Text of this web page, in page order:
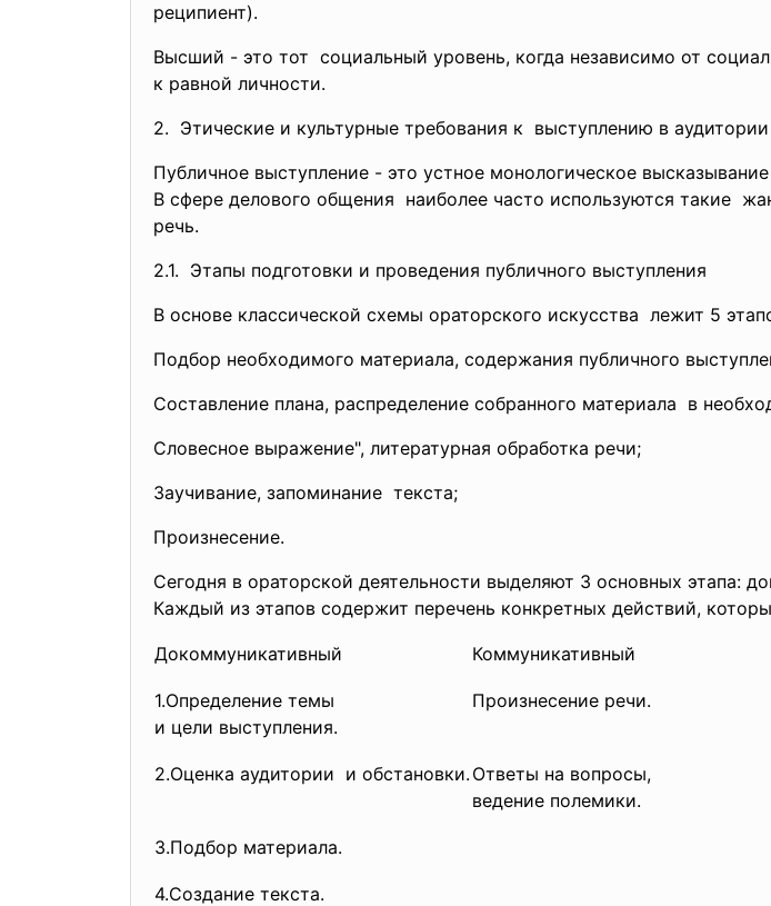
реципиент).
Высший - это тот социальный уровень, когда независимо от
к равной личности.
2. Этические и культурные требования к выступлению в аудитории
Публичное выступление - это устное монологическое
В сфере делового общения наиболее часто используются такие
речь.
2.1. Этапы подготовки и проведения публичного выступления
В основе классической схемы ораторского искусства лежит 5
Подбор необходимого материала, содержания публичного
Составление плана, распределение собранного материала в
Словесное выражение", литературная обработка речи;
Заучивание, запоминание текста;
Произнесение.
Сегодня в ораторской деятельности выделяют 3 основных
Каждый из этапов содержит перечень конкретных действий,
Докоммуникативный Коммуникативный
1.Определение темы
и цели выступления.
Произнесение речи.
2.Оценка аудитории и обстановки. Ответы на вопросы,
ведение полемики.
3.Подбор материала.
4.Создание текста.